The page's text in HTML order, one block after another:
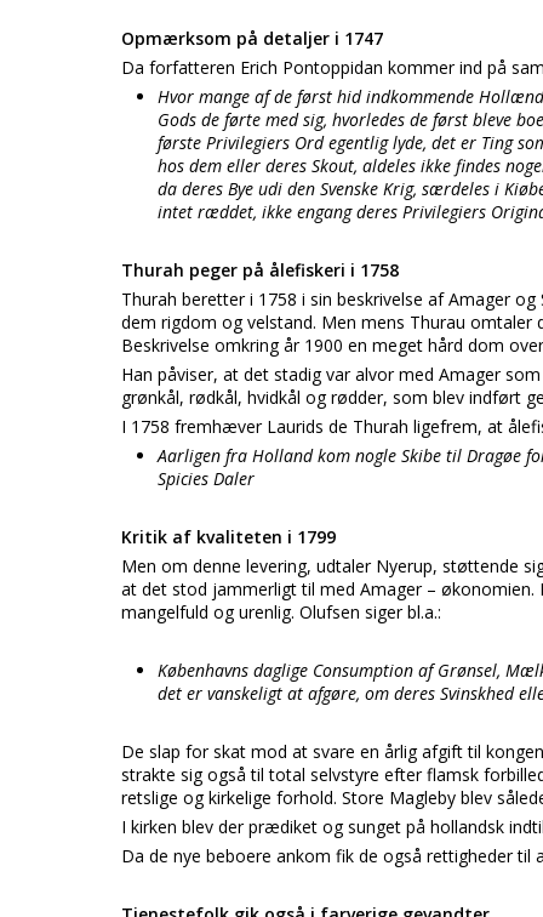
Opmærksom på detaljer i 1747
Da forfatteren Erich Pontoppidan kommer ind på
Hvor mange af de først hid indkommende
Gods de førte med sig, hvorledes de først bleve
første Privilegiers Ord egentlig lyde, det er Ting
hos dem eller deres Skout, aldeles ikke findes
da deres Bye udi den Svenske Krig, særdeles i
intet ræddet, ikke engang deres Privilegiers
Thurah peger på ålefiskeri i 1758
Thurah beretter i 1758 i sin beskrivelse af Amager
dem rigdom og velstand. Men mens Thurau
Beskrivelse omkring år 1900 en meget hård dom
Han påviser, at det stadig var alvor med Amager
grønkål, rødkål, hvidkål og rødder, som blev indført
I 1758 fremhæver Laurids de Thurah ligefrem, at
Aarligen fra Holland kom nogle Skibe til Dragøe
Spicies Daler
Kritik af kvaliteten i 1799
Men om denne levering, udtaler Nyerup, støttende
at det stod jammerligt til med Amager –
mangelfuld og urenlig. Olufsen siger bl.a.:
Københavns daglige Consumption af Grønsel,
det er vanskeligt at afgøre, om deres Svinskhed
De slap for skat mod at svare en årlig afgift til
strakte sig også til total selvstyre efter flamsk
retslige og kirkelige forhold. Store Magleby blev
I kirken blev der prædiket og sunget på hollandsk
Da de nye beboere ankom fik de også rettigheder